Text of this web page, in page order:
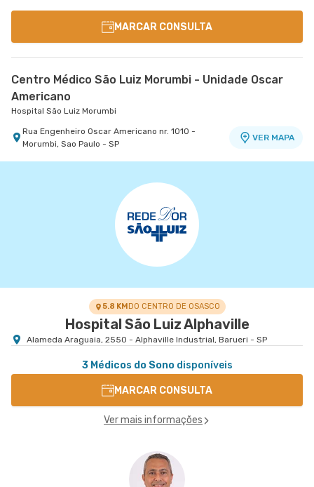
MARCAR CONSULTA
Centro Médico São Luiz Morumbi - Unidade Oscar
Americano
Hospital São Luiz Morumbi
Rua Engenheiro Oscar Americano nr. 1010 -
Morumbi, Sao Paulo - SP
VER MAPA
5.8 KMDO CENTRO DE OSASCO
Hospital São Luiz Alphaville
Alameda Araguaia, 2550 - Alphaville Industrial, Barueri - SP
3 Médicos do Sonodisponíveis
MARCAR CONSULTA
Ver mais informações